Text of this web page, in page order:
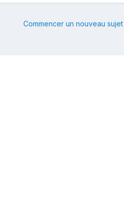
Commencer un nouveau sujet